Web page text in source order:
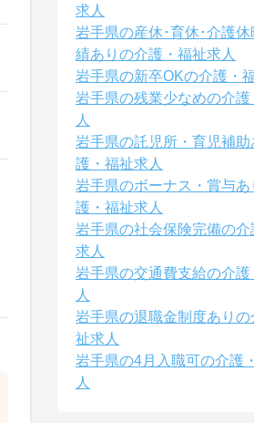
求人
岩手県の産休･育休･介護休
績ありの介護・福祉求人
岩手県の新卒OKの介護・
岩手県の残業少なめの介護
人
岩手県の託児所・育児補助
護・福祉求人
岩手県のボーナス・賞与あ
護・福祉求人
岩手県の社会保険完備の介
求人
岩手県の交通費支給の介護
人
岩手県の退職金制度ありの
祉求人
岩手県の4月入職可の介護
人